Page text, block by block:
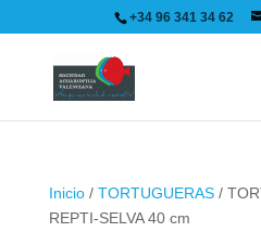
+34 96 341 34 62
Inicio/ TORTUGUERAS/
REPTI-SELVA 40 cm